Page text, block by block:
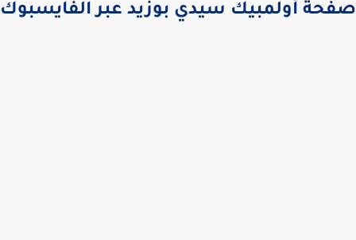
أولمبيك سيدي بوزيد عبر الفايسبوك